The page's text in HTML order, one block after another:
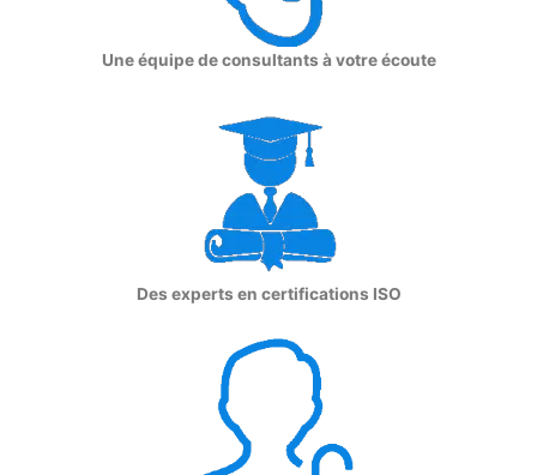
Une équipe de consultants à votre écoute
Des experts en certifications ISO